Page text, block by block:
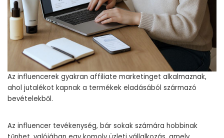
Az influencerek gyakran affiliate marketinget alkalmaznak,
ahol jutalékot kapnak a termékek eladásából származó
bevételekből.
Az influencer tevékenység, bár sokak számára hobbinak